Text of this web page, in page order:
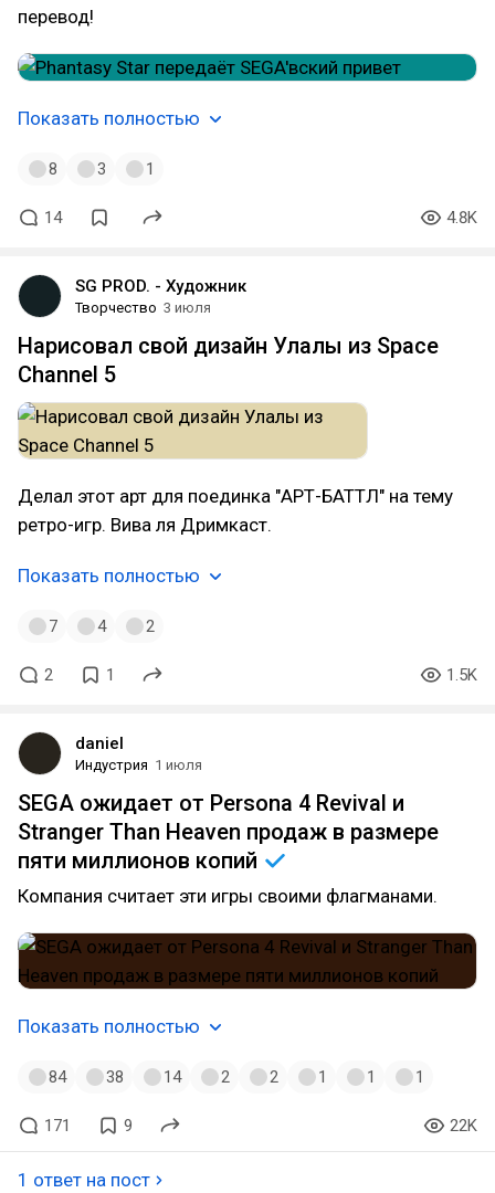
перевод!
Показать полностью
8 3 1
14 4.8K
SG PROD. - Художник
Творчество 3 июля
Нарисовал свой дизайн Улалы из Space
Channel 5
Делал этот арт для поединка "АРТ-БАТТЛ" на тему
ретро-игр. Вива ля Дримкаст.
Показать полностью
7 4 2
2 1 1.5K
daniel
Индустрия 1 июля
SEGA ожидает от Persona 4 Revival и
Stranger Than Heaven продаж в размере
пяти миллионов копий
Компания считает эти игры своими флагманами.
Показать полностью
84 38 14 2 2 1 1 1
171 9 22K
1 ответ на пост